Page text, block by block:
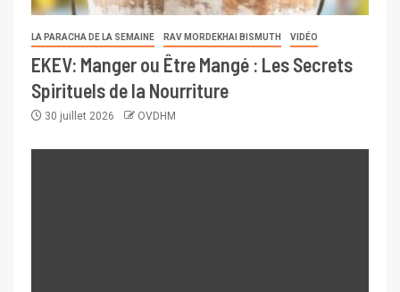
LA PARACHA DE LA SEMAINE RAV MORDEKHAI BISMUTH VIDÉO
EKEV: Manger ou Être Mangé : Les Secrets
Spirituels de la Nourriture
30 juillet 2026 OVDHM